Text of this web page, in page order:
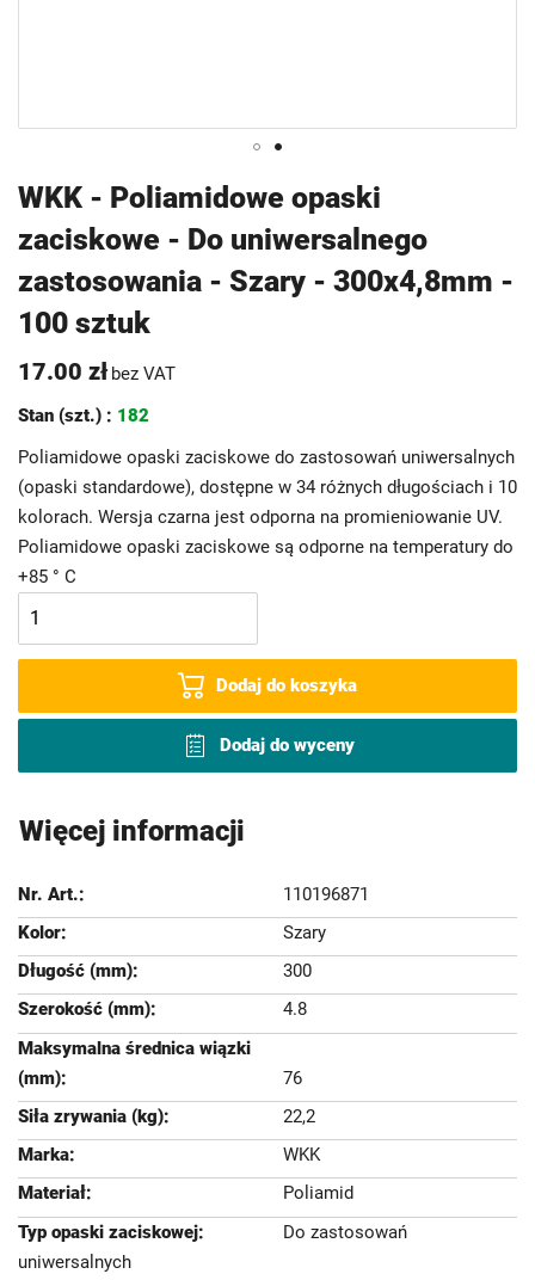
WKK - Poliamidowe opaski
zaciskowe - Do uniwersalnego
zastosowania - Szary - 300x4,8mm -
100 sztuk
17.00 zł bez VAT
Stan (szt.) : 182
Poliamidowe opaski zaciskowe do zastosowań uniwersalnych
(opaski standardowe), dostępne w 34 różnych długościach i 10
kolorach. Wersja czarna jest odporna na promieniowanie UV.
Poliamidowe opaski zaciskowe są odporne na temperatury do
+85 ° C
Dodaj do koszyka
Dodaj do wyceny
na
początek
Więcej informacji
110196871
Szary
300
4.8
76
22,2
WKK
Poliamid
Do zastosowań
uniwersalnych